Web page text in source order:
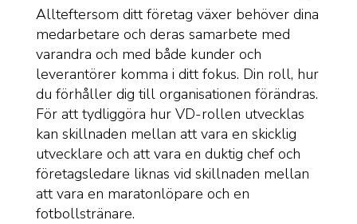
Allteftersom ditt företag växer behöver dina
medarbetare och deras samarbete med
varandra och med både kunder och
leverantörer komma i ditt fokus. Din roll, hur
du förhåller dig till organisationen förändras.
För att tydliggöra hur VD-rollen utvecklas
kan skillnaden mellan att vara en skicklig
utvecklare och att vara en duktig chef och
företagsledare liknas vid skillnaden mellan
att vara en maratonlöpare och en
fotbollstränare.